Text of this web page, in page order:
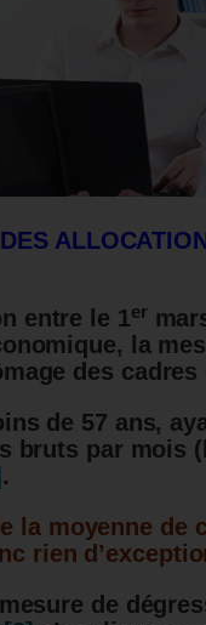
entre le 1er
la
des cadres
de 57 ans,
bruts par mois
.
la moyenne de
rien
de